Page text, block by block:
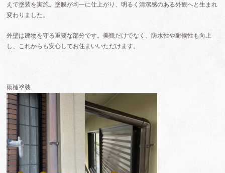
えで塗装を実施。塗膜が均一に仕上がり、明るく清潔感のある外観へと生まれ
変わりました。
外壁は建物を守る重要な部分です。美観だけでなく、防水性や耐候性も向上
し、これからも安心してお住まいいただけます。
雨樋塗装